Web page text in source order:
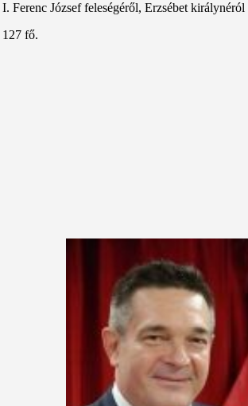
Ferenc József feleségéről, Erzsébet
127 fő.